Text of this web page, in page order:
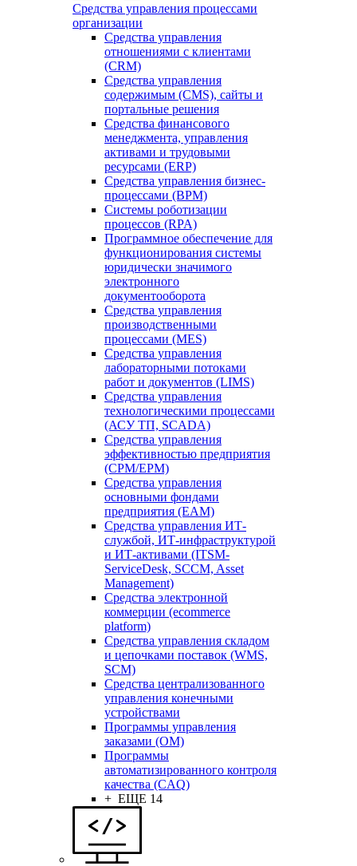
Средства управления процессами
организации
Средства управления
отношениями с клиентами
(CRM)
Средства управления
содержимым (CMS), сайты и
портальные решения
Средства финансового
менеджмента, управления
активами и трудовыми
ресурсами (ERP)
Средства управления бизнес-
процессами (BPM)
Системы роботизации
процессов (RPA)
Программное обеспечение для
функционирования системы
юридически значимого
электронного
документооборота
Средства управления
производственными
процессами (MES)
Средства управления
лабораторными потоками
работ и документов (LIMS)
Средства управления
технологическими процессами
(АСУ ТП, SCADA)
Средства управления
эффективностью предприятия
(CPM/EPM)
Средства управления
основными фондами
предприятия (EAM)
Средства управления ИТ-
службой, ИТ-инфраструктурой
и ИТ-активами (ITSM-
ServiceDesk, SCCM, Asset
Management)
Средства электронной
коммерции (ecommerce
platform)
Средства управления складом
и цепочками поставок (WMS,
SCM)
Средства централизованного
управления конечными
устройствами
Программы управления
заказами (OM)
Программы
автоматизированного контроля
качества (CAQ)
+ ЕЩЕ 14